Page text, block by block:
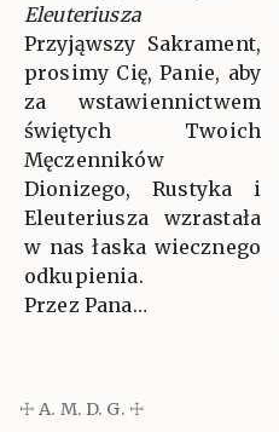
Eleuteriusza
Przyjąwszy Sakrament,
prosimy Cię, Panie, aby
za wstawiennictwem
świętych Twoich
Męczenników
Dionizego, Rustyka i
Eleuteriusza wzrastała
w nas łaska wiecznego
odkupienia.
Przez Pana…
☩ A. M. D. G. ☩